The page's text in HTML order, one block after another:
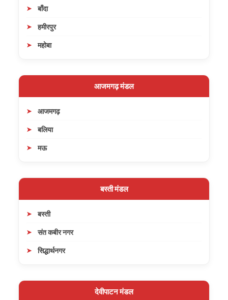
बाँदा
हमीरपुर
महोबा
आजमगढ़ मंडल
आजमगढ़
बलिया
मऊ
बस्ती मंडल
बस्ती
संत कबीर नगर
सिद्धार्थनगर
देवीपाटन मंडल